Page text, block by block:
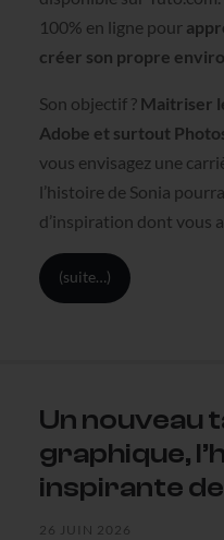
100% en ligne pour
créer son propre
Son objectif ? Maitriser
Adobe et surtout
vous envisagez une
l’histoire de Sonia
d’inspiration dont vous
(suite…)
Un nouveau
graphique,
inspirante
26 JUIN 2026